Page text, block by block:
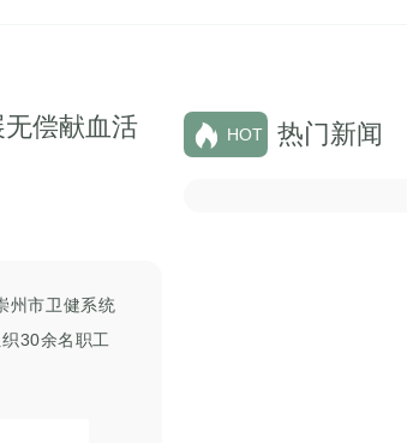
偿献血活
州市卫健系统
30余名职工
HOT 热门新闻